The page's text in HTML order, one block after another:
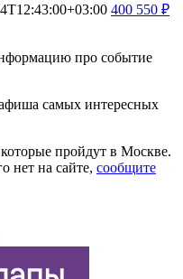
400 550 ₽
про событие
самых интересных
пройдут в Москве.
нет на сайте, сообщите